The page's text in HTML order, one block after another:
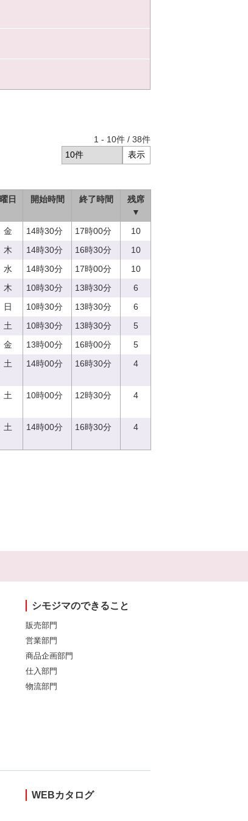
1 - 10件 / 38件
曜日 開始時間 終了時間
残席
▼
金 14時30分 17時00分
10
木 14時30分 16時30分
10
水 14時30分 17時00分
10
木 10時30分 13時30分
6
日 10時30分 13時30分
6
土 10時30分 13時30分
5
金 13時00分 16時00分
5
土 14時00分 16時30分 4
土 10時00分 12時30分 4
土 14時00分 16時30分 4
シモジマのできること
販売部門
営業部門
商品企画部門
仕入部門
物流部門
WEBカタログ